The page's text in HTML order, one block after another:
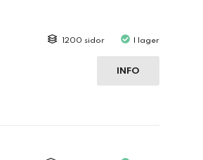
1200 sidor I lager
INFO